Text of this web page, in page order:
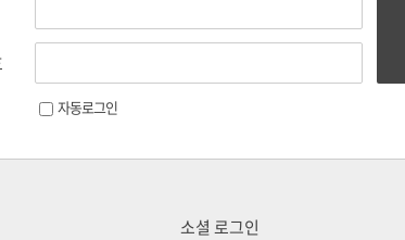
자동로그인
소셜 로그인